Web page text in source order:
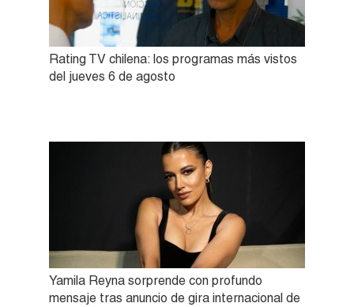
Rating TV chilena: los programas más vistos
del jueves 6 de agosto
Yamila Reyna sorprende con profundo
mensaje tras anuncio de gira internacional de